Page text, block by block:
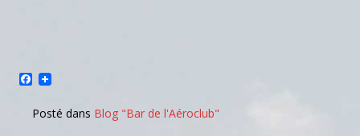
Facebook
Posté dans Blog "Bar de l'Aéroclub"